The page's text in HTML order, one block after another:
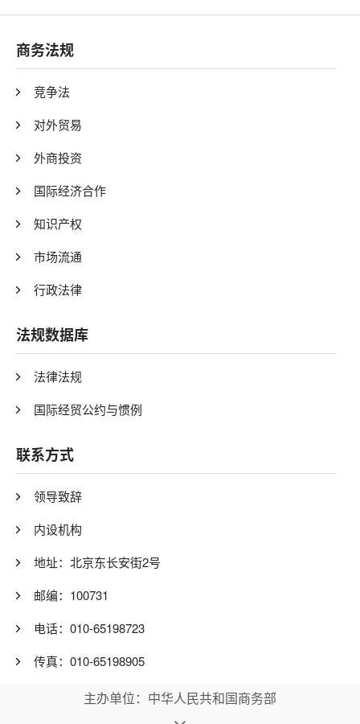
商务法规
竞争法
对外贸易
外商投资
国际经济合作
知识产权
市场流通
行政法律
法规数据库
法律法规
国际经贸公约与惯例
联系方式
领导致辞
内设机构
地址：北京东长安街2号
邮编：100731
电话：010-65198723
传真：010-65198905
主办单位：中华人民共和国商务部